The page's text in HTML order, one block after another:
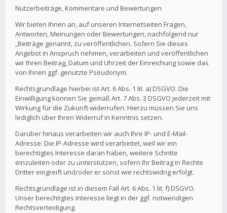
Nutzerbeiträge, Kommentare und Bewertungen
Wir bieten Ihnen an, auf unseren Internetseiten Fragen,
Antworten, Meinungen oder Bewertungen, nachfolgend nur
„Beiträge genannt, zu veröffentlichen. Sofern Sie dieses
Angebot in Anspruch nehmen, verarbeiten und veröffentlichen
wir Ihren Beitrag, Datum und Uhrzeit der Einreichung sowie das
von Ihnen ggf. genutzte Pseudonym.
Rechtsgrundlage hierbei ist Art. 6 Abs. 1 lit. a) DSGVO. Die
Einwilligung können Sie gemäß Art. 7 Abs. 3 DSGVO jederzeit mit
Wirkung für die Zukunft widerrufen. Hierzu müssen Sie uns
lediglich über Ihren Widerruf in Kenntnis setzen.
Darüber hinaus verarbeiten wir auch Ihre IP- und E-Mail-
Adresse. Die IP-Adresse wird verarbeitet, weil wir ein
berechtigtes Interesse daran haben, weitere Schritte
einzuleiten oder zu unterstützen, sofern Ihr Beitrag in Rechte
Dritter eingreift und/oder er sonst wie rechtswidrig erfolgt.
Rechtsgrundlage ist in diesem Fall Art. 6 Abs. 1 lit. f) DSGVO.
Unser berechtigtes Interesse liegt in der ggf. notwendigen
Rechtsverteidigung.